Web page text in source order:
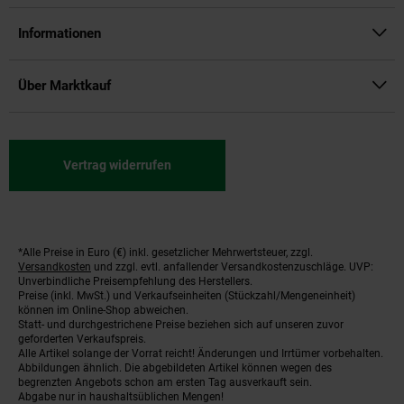
Informationen
Über Marktkauf
Vertrag widerrufen
Fußnoten
*Alle Preise in Euro (€) inkl. gesetzlicher Mehrwertsteuer, zzgl.
Versandkosten und zzgl. evtl. anfallender Versandkostenzuschläge. UVP:
Unverbindliche Preisempfehlung des Herstellers.
Preise (inkl. MwSt.) und Verkaufseinheiten (Stückzahl/Mengeneinheit)
können im Online-Shop abweichen.
Statt- und durchgestrichene Preise beziehen sich auf unseren zuvor
geforderten Verkaufspreis.
Alle Artikel solange der Vorrat reicht! Änderungen und Irrtümer vorbehalten.
Abbildungen ähnlich. Die abgebildeten Artikel können wegen des
begrenzten Angebots schon am ersten Tag ausverkauft sein.
Abgabe nur in haushaltsüblichen Mengen!